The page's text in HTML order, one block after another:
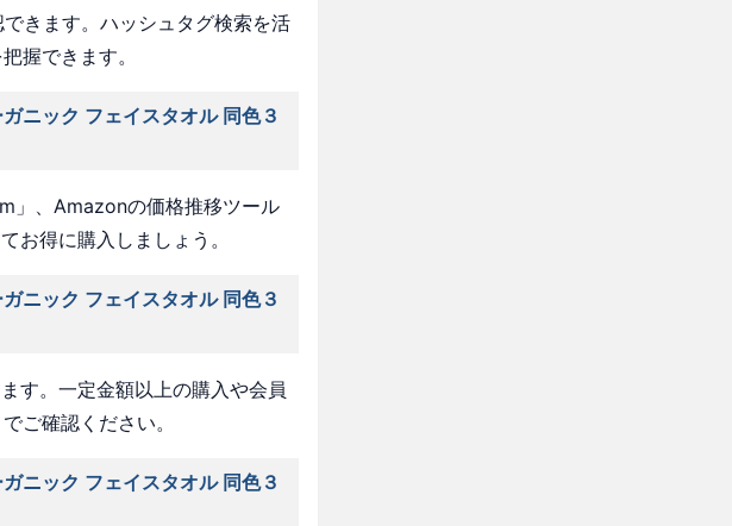
きます。ハッシュタグ検索を活
握できます。
ニック フェイスタオル 同色３
」、Amazonの価格推移ツール
お得に購入しましょう。
ニック フェイスタオル 同色３
す。一定金額以上の購入や会員
ご確認ください。
ニック フェイスタオル 同色３